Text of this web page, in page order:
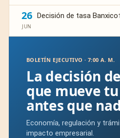
26
JUN
Decisión de tasa Banxico
BOLETÍN EJECUTIVO · 7:00 A. M.
La decisión
que mueve
antes que
Economía, regulación y
impacto empresarial.